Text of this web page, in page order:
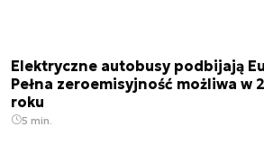
Elektryczne autobusy podbijają
Pełna zeroemisyjność możliwa w
roku
5 min.